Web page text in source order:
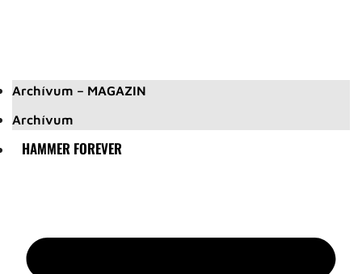
Archívum – MAGAZIN
Archívum
HAMMER FOREVER